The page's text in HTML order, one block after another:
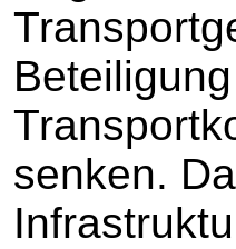
senken.